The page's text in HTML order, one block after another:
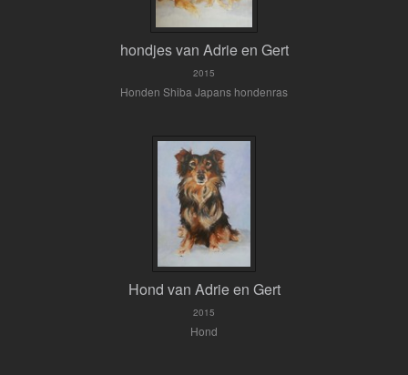
hondjes van Adrie en Gert
2015
Honden Shiba Japans hondenras
Hond van Adrie en Gert
2015
Hond